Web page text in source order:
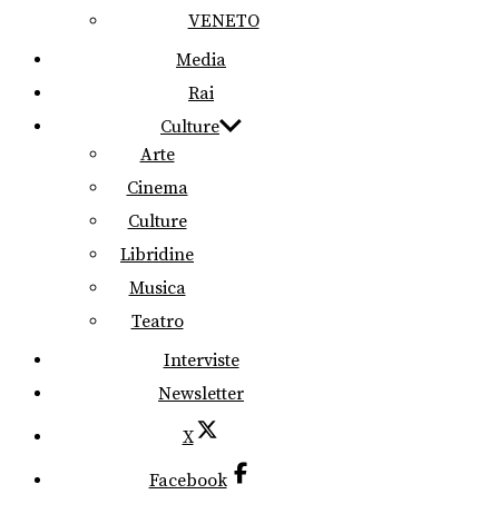
VENETO
Media
Rai
Culture
Arte
Cinema
Culture
Libridine
Musica
Teatro
Interviste
Newsletter
X
Facebook